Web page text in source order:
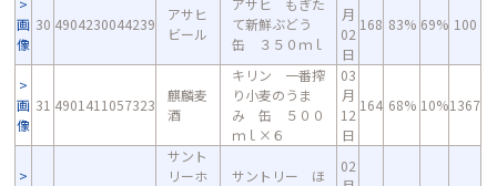
画
像
30 4904230044239
アサヒ
ビール
アサヒ もぎた
て新鮮ぶどう
缶 ３５０ｍｌ
月
02
日
168 83% 69% 100
画
像
31 4901411057323
麒麟麦
酒
キリン 一番搾
り小麦のうま
み 缶 ５００
ｍｌ×６
03
月
12
日
164 68% 10%1367
サント
リーホ
サントリー ほ
02